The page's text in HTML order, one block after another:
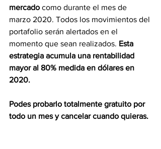
mercado como durante el mes de
marzo 2020. Todos los movimientos del
portafolio serán alertados en el
momento que sean realizados. Esta
estrategia acumula una rentabilidad
mayor al 80% medida en dólares en
2020.
Podes probarlo totalmente gratuito por
todo un mes y cancelar cuando quieras.